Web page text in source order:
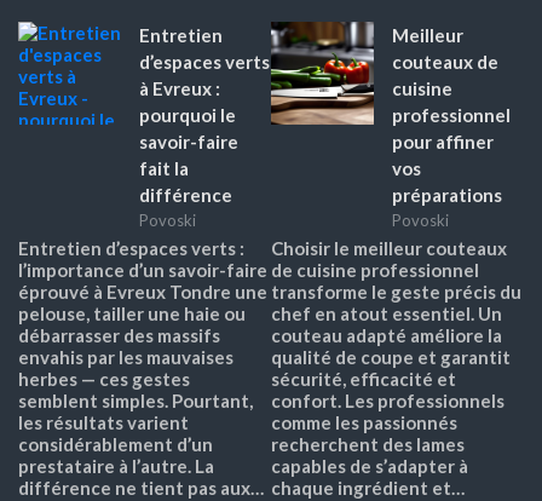
Entretien
d’espaces verts
à Evreux :
pourquoi le
savoir-faire
fait la
différence
Povoski
Entretien d’espaces verts :
l’importance d’un savoir-faire
éprouvé à Evreux Tondre une
pelouse, tailler une haie ou
débarrasser des massifs
envahis par les mauvaises
herbes — ces gestes
semblent simples. Pourtant,
les résultats varient
considérablement d’un
prestataire à l’autre. La
différence ne tient pas aux…
Meilleur
couteaux de
cuisine
professionnel
pour affiner
vos
préparations
Povoski
Choisir le meilleur couteaux
de cuisine professionnel
transforme le geste précis du
chef en atout essentiel. Un
couteau adapté améliore la
qualité de coupe et garantit
sécurité, efficacité et
confort. Les professionnels
comme les passionnés
recherchent des lames
capables de s’adapter à
chaque ingrédient et…